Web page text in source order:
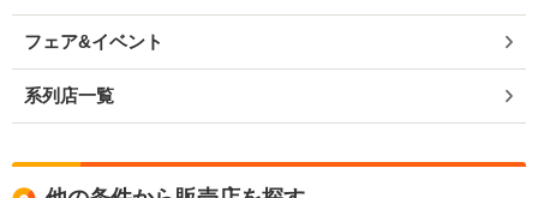
フェア&イベント
系列店一覧